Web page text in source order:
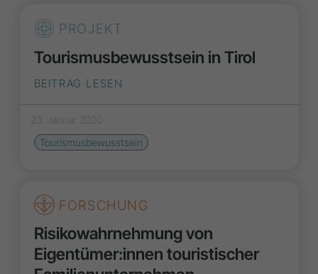
PROJEKT
Tourismusbewusstsein in Tirol
BEITRAG LESEN
23. Januar 2020
Tourismusbewusstsein
FORSCHUNG
Risikowahrnehmung von
Eigentümer:innen touristischer